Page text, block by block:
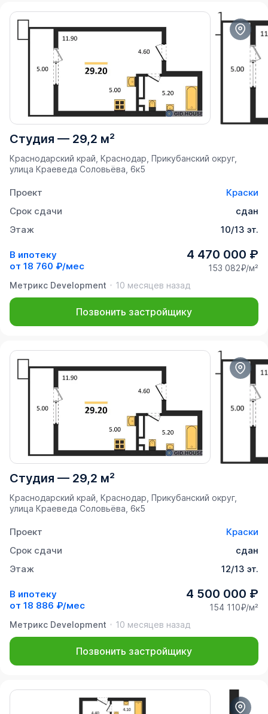
Студия — 29,2 м²
Краснодарский край, Краснодар, Прикубанский округ,
улица Краеведа Соловьёва, 6к5
Проект
Краски
Срок сдачи
сдан
Этаж
10/13 эт.
В ипотеку
от 18 760 ₽/мес
4 470 000 ₽
153 082₽/м²
Метрикс Development
10 месяцев назад
Позвонить застройщику
Студия — 29,2 м²
Краснодарский край, Краснодар, Прикубанский округ,
улица Краеведа Соловьёва, 6к5
Проект
Краски
Срок сдачи
сдан
Этаж
12/13 эт.
В ипотеку
от 18 886 ₽/мес
4 500 000 ₽
154 110₽/м²
Метрикс Development
10 месяцев назад
Позвонить застройщику